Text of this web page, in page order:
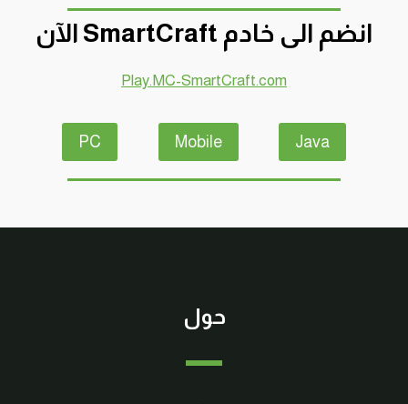
ماين
كرافت
#SMARTCRAFT
انضم الى خادم SmartCraft الآن
Play.MC-SmartCraft.com
Java
Mobile
PC
حول